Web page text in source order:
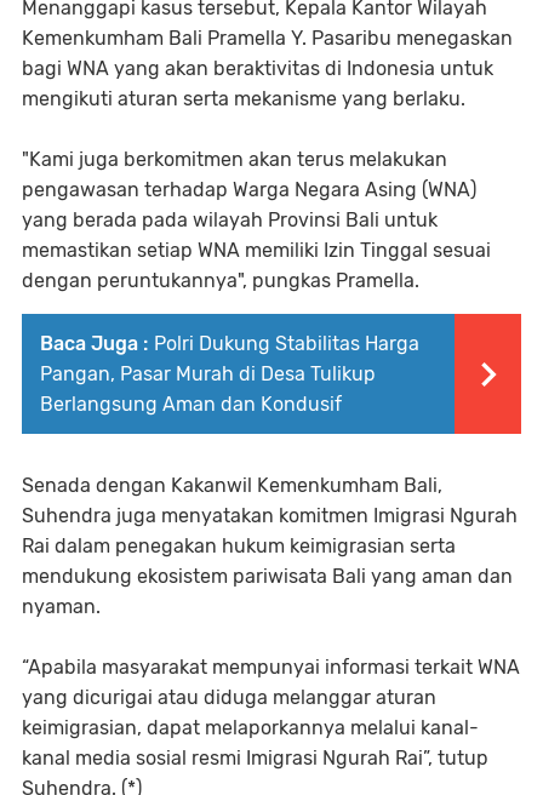
Menanggapi kasus tersebut, Kepala Kantor Wilayah
Kemenkumham Bali Pramella Y. Pasaribu menegaskan
bagi WNA yang akan beraktivitas di Indonesia untuk
mengikuti aturan serta mekanisme yang berlaku.
"Kami juga berkomitmen akan terus melakukan
pengawasan terhadap Warga Negara Asing (WNA)
yang berada pada wilayah Provinsi Bali untuk
memastikan setiap WNA memiliki Izin Tinggal sesuai
dengan peruntukannya", pungkas Pramella.
Baca Juga : Polri Dukung Stabilitas Harga
Pangan, Pasar Murah di Desa Tulikup
Berlangsung Aman dan Kondusif
Senada dengan Kakanwil Kemenkumham Bali,
Suhendra juga menyatakan komitmen Imigrasi Ngurah
Rai dalam penegakan hukum keimigrasian serta
mendukung ekosistem pariwisata Bali yang aman dan
nyaman.
“Apabila masyarakat mempunyai informasi terkait WNA
yang dicurigai atau diduga melanggar aturan
keimigrasian, dapat melaporkannya melalui kanal-
kanal media sosial resmi Imigrasi Ngurah Rai”, tutup
Suhendra. (*)